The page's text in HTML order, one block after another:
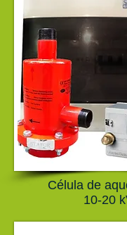
Célula de
10-20